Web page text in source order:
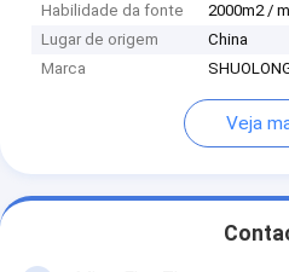
Habilidade da fonte
2000m2 /
Lugar de origem
China
Marca
Veja